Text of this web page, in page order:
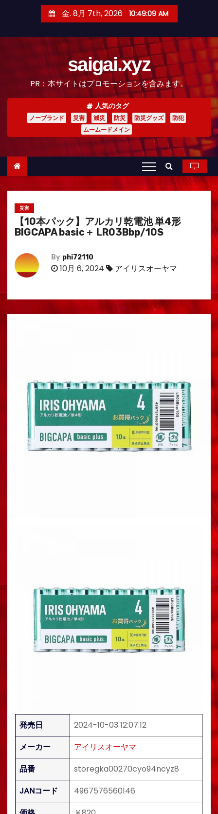
金. 8月 7th, 2026 10:49:10 AM
saigai.xyz
PR：本サイトはプロモーションを含みます。
人気のタグ
ノーブランド 災害 減災 防災 防災グッズ
防犯
ムームードメイン
災害
【10本パック】アルカリ乾電池 単4形
BIGCAPA basic＋ LR03Bbp/10S
By phi72110
10月 6, 2024 アイリスオーヤマ
発売日
2024-10-03 12:07:12
メーカー
アイリスオーヤマ
品番
storegka00270cyo94ncyz8
JANコード
4967576560146